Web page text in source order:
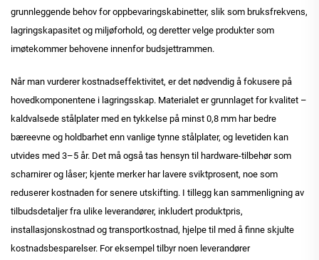
grunnleggende behov for oppbevaringskabinetter, slik som bruksfrekvens,
lagringskapasitet og miljøforhold, og deretter velge produkter som
imøtekommer behovene innenfor budsjettrammen.
Når man vurderer kostnadseffektivitet, er det nødvendig å fokusere på
hovedkomponentene i lagringsskap. Materialet er grunnlaget for kvalitet –
kaldvalsede stålplater med en tykkelse på minst 0,8 mm har bedre
bæreevne og holdbarhet enn vanlige tynne stålplater, og levetiden kan
utvides med 3–5 år. Det må også tas hensyn til hardware-tilbehør som
scharnirer og låser; kjente merker har lavere sviktprosent, noe som
reduserer kostnaden for senere utskifting. I tillegg kan sammenligning av
tilbudsdetaljer fra ulike leverandører, inkludert produktpris,
installasjonskostnad og transportkostnad, hjelpe til med å finne skjulte
kostnadsbesparelser. For eksempel tilbyr noen leverandører